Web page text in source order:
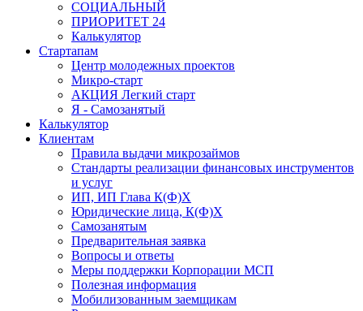
СОЦИАЛЬНЫЙ
ПРИОРИТЕТ 24
Калькулятор
Стартапам
Центр молодежных проектов
Микро-старт
АКЦИЯ Легкий старт
Я - Самозанятый
Калькулятор
Клиентам
Правила выдачи микрозаймов
Стандарты реализации финансовых инструментов
и услуг
ИП, ИП Глава К(Ф)Х
Юридические лица, К(Ф)Х
Самозанятым
Предварительная заявка
Вопросы и ответы
Меры поддержки Корпорации МСП
Полезная информация
Мобилизованным заемщикам